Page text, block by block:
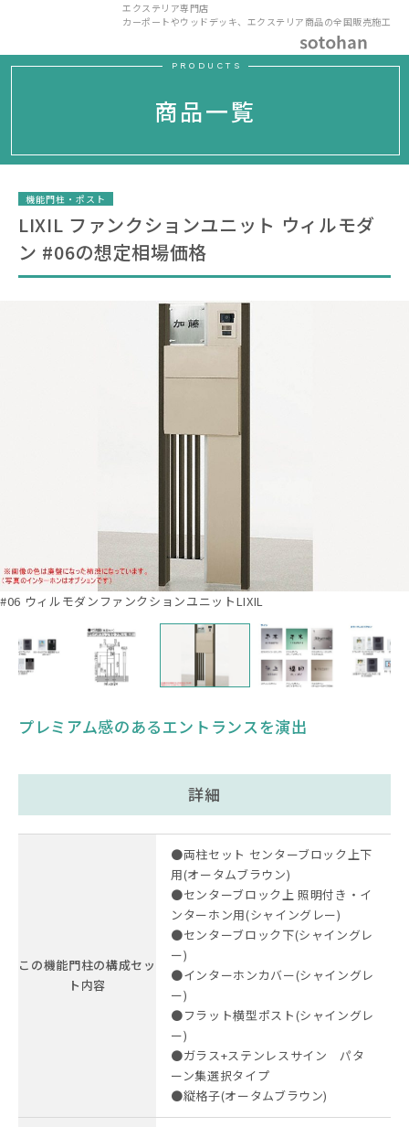
エクステリア専門店
カーポートやウッドデッキ、エクステリア商品の全国販売施工
PRODUCTS
商品一覧
機能門柱・ポスト
LIXIL ファンクションユニット ウィルモダ
ン #06の想定相場価格
#06 ウィルモダンファンクションユニットLIXIL
プレミアム感のあるエントランスを演出
詳細
この機能門柱の構成セッ
ト内容
●両柱セット センターブロック上下
用(オータムブラウン)
●センターブロック上 照明付き・イ
ンターホン用(シャイングレー)
●センターブロック下(シャイングレ
ー)
●インターホンカバー(シャイングレ
ー)
●フラット横型ポスト(シャイングレ
ー)
●ガラス+ステンレスサイン パタ
ーン集選択タイプ
●縦格子(オータムブラウン)